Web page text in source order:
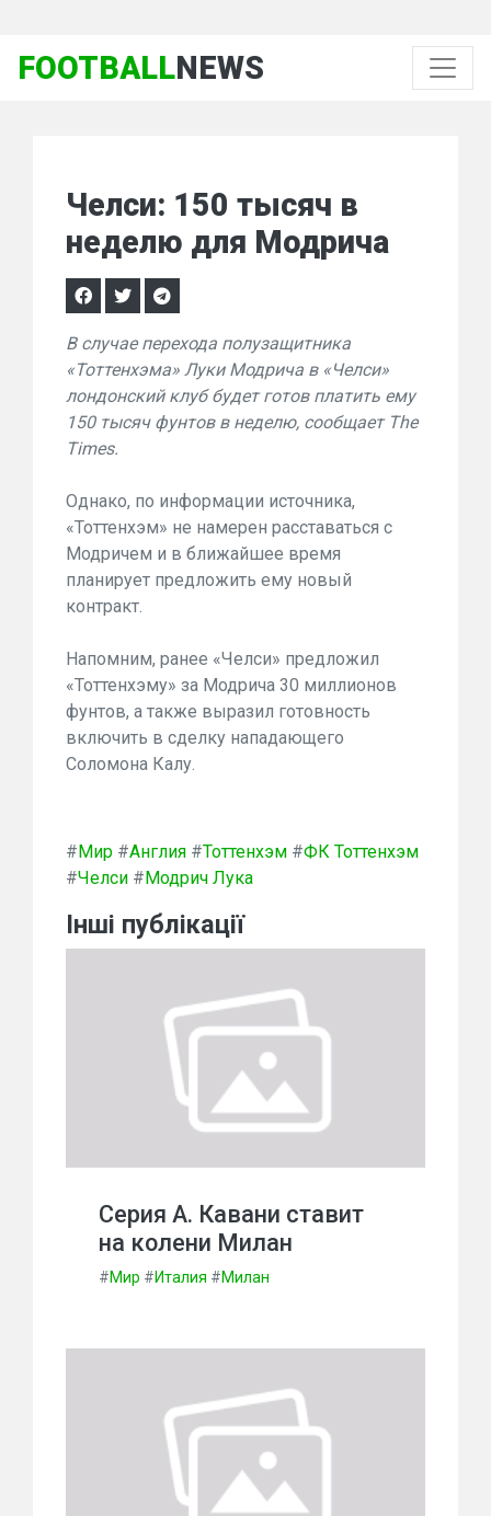
FOOTBALLNEWS
Челси: 150 тысяч в
неделю для Модрича
В случае перехода полузащитника
«Тоттенхэма» Луки Модрича в «Челси»
лондонский клуб будет готов платить ему
150 тысяч фунтов в неделю, сообщает The
Times.
Однако, по информации источника,
«Тоттенхэм» не намерен расставаться с
Модричем и в ближайшее время
планирует предложить ему новый
контракт.
Напомним, ранее «Челси» предложил
«Тоттенхэму» за Модрича 30 миллионов
фунтов, а также выразил готовность
включить в сделку нападающего
Соломона Калу.
#Мир #Англия #Тоттенхэм #ФК Тоттенхэм
#Челси #Модрич Лука
Інші публікації
Серия А. Кавани ставит
на колени Милан
#Мир #Италия #Милан